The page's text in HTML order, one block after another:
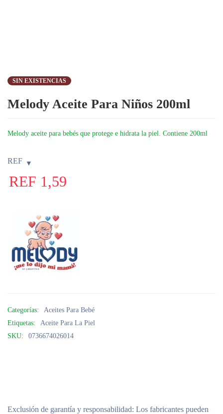
SIN EXISTENCIAS
Melody Aceite Para Niños 200ml
Melody aceite para bebés que protege e hidrata la piel. Contiene 200ml
REF
REF 1,59
Categorías:
Aceites Para Bebé
Etiquetas:
Aceite Para La Piel
SKU:
0736674026014
Exclusión de garantía y responsabilidad: Los fabricantes pueden